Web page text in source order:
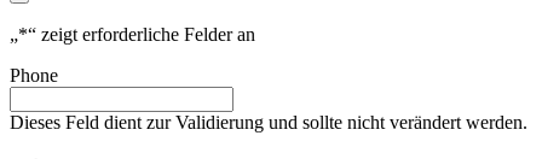
„*“ zeigt erforderliche Felder an
Phone
Dieses Feld dient zur Validierung und sollte nicht verändert werden.